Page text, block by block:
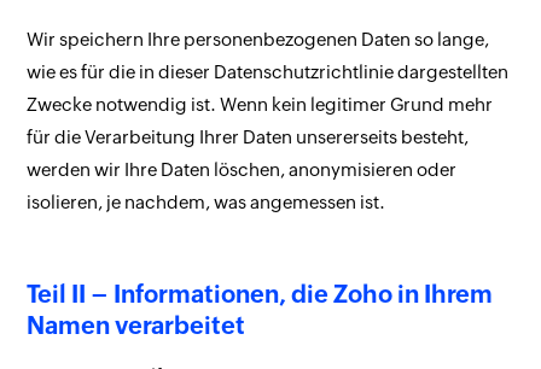
Wir speichern Ihre personenbezogenen Daten so lange,
wie es für die in dieser Datenschutzrichtlinie dargestellten
Zwecke notwendig ist. Wenn kein legitimer Grund mehr
für die Verarbeitung Ihrer Daten unsererseits besteht,
werden wir Ihre Daten löschen, anonymisieren oder
isolieren, je nachdem, was angemessen ist.
Teil II – Informationen, die Zoho in Ihrem
Namen verarbeitet